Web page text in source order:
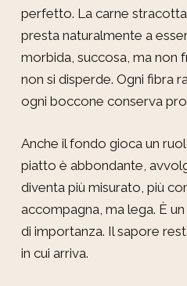
perfetto. La carne
presta naturalmente a
morbida, succosa, ma non
non si disperde. Ogni fibra
ogni boccone conserva
Anche il fondo gioca un
piatto è abbondante,
diventa più misurato, più
accompagna, ma lega. È
di importanza. Il sapore
in cui arriva.